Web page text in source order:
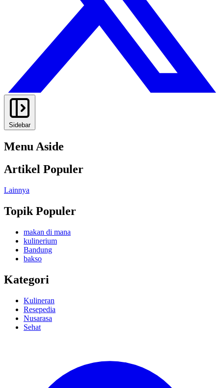
Sidebar
Menu Aside
Artikel Populer
Lainnya
Topik Populer
makan di mana
kulinerium
Bandung
bakso
Kategori
Kulineran
Resepedia
Nusarasa
Sehat